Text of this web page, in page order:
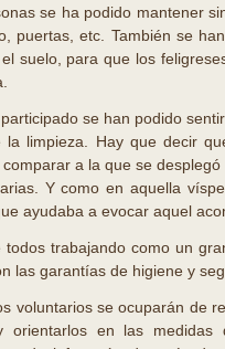
se ha podido mantener
puertas, etc. También se
suelo, para que los
se han podido
la limpieza. Hay que decir
a la que se
Y como en aquella
ayudaba a evocar aquel
todos trabajando como un
las garantías de higiene y
voluntarios se ocuparán de
orientarlos en las